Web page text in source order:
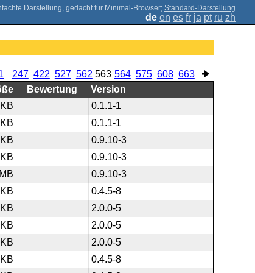
; Standard-Darstellung
de en es fr ja pt ru zh
247 422 527 562 563 564 575 608 663
Bewertung
Version
0.1.1-1
0.1.1-1
0.9.10-3
0.9.10-3
0.9.10-3
0.4.5-8
2.0.0-5
2.0.0-5
2.0.0-5
0.4.5-8